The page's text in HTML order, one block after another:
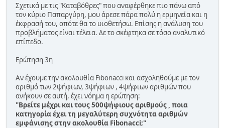
Σχετικά με τις "Καταβόθρες" που αναφέρθηκε πιο πάνω από
τον κύριο Παπαργύρη, μου άρεσε πάρα πολύ η ερμηνεία και η
έκφρασή του, οπότε θα το υιοθετήσω. Επίσης η ανάλυση του
προβλήματος είναι τέλεια. Δε το σκέφτηκα σε τόσο αναλυτικό
επίπεδο.
Ερώτηση 3η
Αν έχουμε την ακολουθία Fibonacci και ασχοληθούμε με τον
αριθμό των 2ψήφιων, 3ψήφιων , 4ψήφιων αριθμών που
ανήκουν σε αυτή, έχει νόημα η ερώτηση:
"Βρείτε μέχρι και τους 500ψήφιους αριθμούς , ποια
κατηγορία έχει τη μεγαλύτερη συχνότητα αριθμών
εμφάνισης στην ακολουθία Fibonacci;"